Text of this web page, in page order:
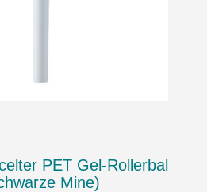
PET Gel-Rollerbal
Mine)